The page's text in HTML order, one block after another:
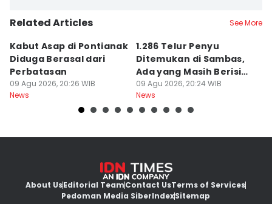
Related Articles See More
Kabut Asap di Pontianak
Diduga Berasal dari
Perbatasan
09 Agu 2026, 20:26 WIB
News
1.286 Telur Penyu
Ditemukan di Sambas,
Ada yang Masih Berisi
Embrio
09 Agu 2026, 20:24 WIB
News
About UsEditorial TeamContact UsTerms of Services
Pedoman Media SiberIndexSitemap